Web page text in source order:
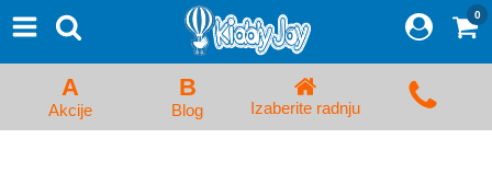
Proizvodi
Početna Prijava/Registracija
Kolica za bebe i dečija kolica
0
A
Akcije
B
Blog Izaberite radnju